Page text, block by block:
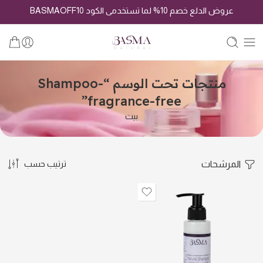
عروض الدلع خصم 10% لما تستخدمى الكود BASMAOFF10
منتجات تحت الوسم “Shampoo-
fragrance-free”
بيت
المرشحات ترتيب حسب